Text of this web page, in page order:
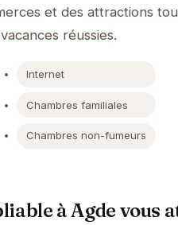
et des attractions
réussies.
Internet
Chambres familiales
Chambres non-fumeurs
à Agde vous